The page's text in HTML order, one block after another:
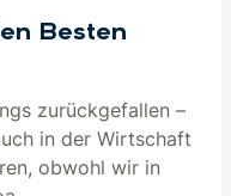
Besten
zurückgefallen –
in der Wirtschaft
obwohl wir in